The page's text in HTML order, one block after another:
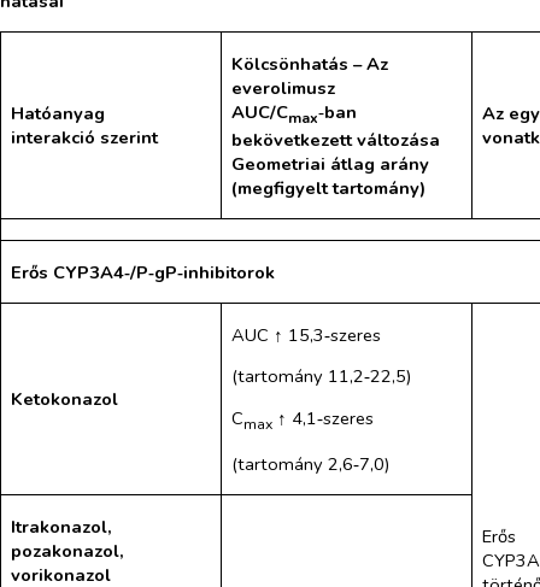
Hatóanyag
interakció szerint
Kölcsönhatás – Az
everolimusz
AUC/Cmax‑ban
bekövetkezett változása
Geometriai átlag arány
(megfigyelt tartomány)
Az
Erős CYP3A4‑/P‑gP‑inhibitorok
Ketokonazol
AUC ↑ 15,3‑szeres
(tartomány 11,2‑22,5)
Cmax↑ 4,1‑szeres
(tartomány 2,6‑7,0)
Erős
Itrakonazol,
pozakonazol,
vorikonazol